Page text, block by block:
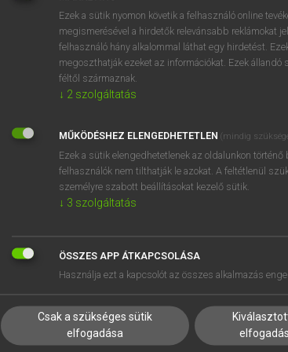
BELÉPÉS
EGYÉNI FELHASZNÁLÓKNAK
TANULÓKNAK
VÁLLALATI MEGOLDÁSOK
SÚGÓ
RÓLUNK
SÜTI BEÁLLÍTÁSOK
Ezek a sütik nyomon követik a felhasználó online
megismerésével a hirdetők relevánsabb reklámokat
felhasználó hány alkalommal láthat egy hirdetést.
megoszthatják ezeket az információkat. Ezek
féltől származnak.
↓ 2 szolgáltatás
MŰKÖDÉSHEZ ELENGEDHETETLEN (mindig
Ezek a sütik elengedhetetlenek az oldalunkon
felhasználók nem tilthatják le azokat. A feltétlenül
személyre szabott beállításokat kezelő sütik.
↓ 3 szolgáltatás
ÖSSZES APP ÁTKAPCSOLÁSA
Használja ezt a kapcsolót az összes alkalmazás
Csak a szükséges sütik
elfogadása